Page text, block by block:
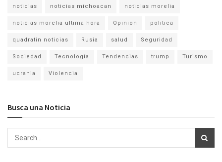
noticias noticias michoacan noticias morelia
noticias morelia ultima hora Opinion politica
quadratin noticias Rusia salud Seguridad
Sociedad Tecnología Tendencias trump Turismo
ucrania Violencia
Busca una Noticia